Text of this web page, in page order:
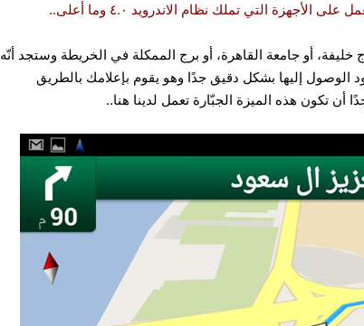
التي تملك نظام الاندرويد ٤.٠ وما أعلى..
خليفة، أو جامعة القاهرة، أو برج الممكلة في الخريطة وستجد أنّه
الوصول إليها بشكل دقيق جدًا وهو يقوم بإعلامك بالطريق
أن تكون هذه الميزة الجبّارة تعمل لدينا هنا..